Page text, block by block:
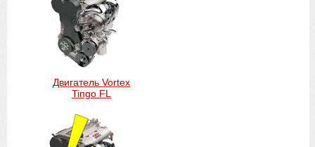
Двигатель Vortex
Tingo FL